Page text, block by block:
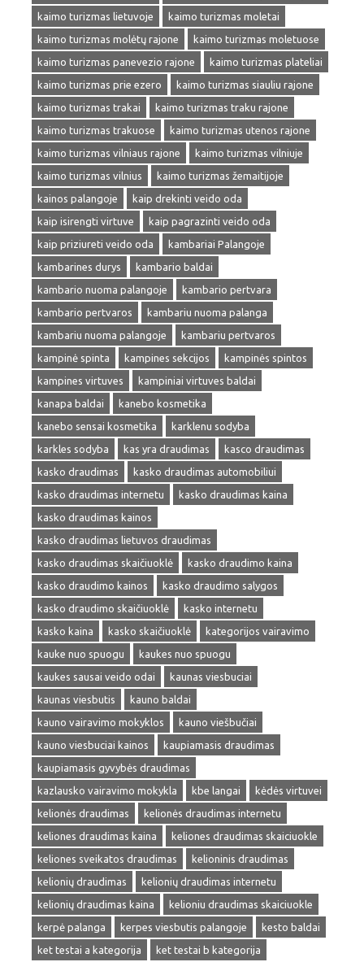
kaimo turizmas lietuvoje
kaimo turizmas moletai
kaimo turizmas molėtų rajone
kaimo turizmas moletuose
kaimo turizmas panevezio rajone
kaimo turizmas plateliai
kaimo turizmas prie ezero
kaimo turizmas siauliu rajone
kaimo turizmas trakai
kaimo turizmas traku rajone
kaimo turizmas trakuose
kaimo turizmas utenos rajone
kaimo turizmas vilniaus rajone
kaimo turizmas vilniuje
kaimo turizmas vilnius
kaimo turizmas žemaitijoje
kainos palangoje
kaip drekinti veido oda
kaip isirengti virtuve
kaip pagrazinti veido oda
kaip priziureti veido oda
kambariai Palangoje
kambarines durys
kambario baldai
kambario nuoma palangoje
kambario pertvara
kambario pertvaros
kambariu nuoma palanga
kambariu nuoma palangoje
kambariu pertvaros
kampinė spinta
kampines sekcijos
kampinės spintos
kampines virtuves
kampiniai virtuves baldai
kanapa baldai
kanebo kosmetika
kanebo sensai kosmetika
karklenu sodyba
karkles sodyba
kas yra draudimas
kasco draudimas
kasko draudimas
kasko draudimas automobiliui
kasko draudimas internetu
kasko draudimas kaina
kasko draudimas kainos
kasko draudimas lietuvos draudimas
kasko draudimas skaičiuoklė
kasko draudimo kaina
kasko draudimo kainos
kasko draudimo salygos
kasko draudimo skaičiuoklė
kasko internetu
kasko kaina
kasko skaičiuoklė
kategorijos vairavimo
kauke nuo spuogu
kaukes nuo spuogu
kaukes sausai veido odai
kaunas viesbuciai
kaunas viesbutis
kauno baldai
kauno vairavimo mokyklos
kauno viešbučiai
kauno viesbuciai kainos
kaupiamasis draudimas
kaupiamasis gyvybės draudimas
kazlausko vairavimo mokykla
kbe langai
kėdės virtuvei
kelionės draudimas
kelionės draudimas internetu
keliones draudimas kaina
keliones draudimas skaiciuokle
keliones sveikatos draudimas
kelioninis draudimas
kelionių draudimas
kelionių draudimas internetu
kelionių draudimas kaina
kelioniu draudimas skaiciuokle
kerpė palanga
kerpes viesbutis palangoje
kesto baldai
ket testai a kategorija
ket testai b kategorija